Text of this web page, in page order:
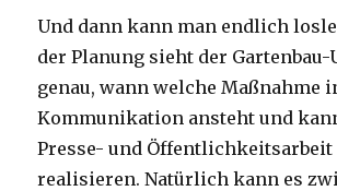
Und dann kann man endlich
der Planung sieht der
genau, wann welche Maßnahme
Kommunikation ansteht und
Presse- und
realisieren. Natürlich kann es